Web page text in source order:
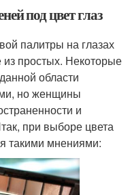
под цвет глаз
палитры на глазах
из простых. Некоторые
области
но женщины
и
при выборе цвета
такими мнениями: